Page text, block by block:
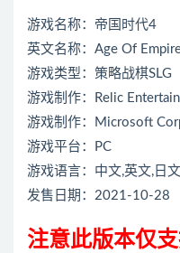
游戏名称：帝国时代4
英文名称：Age Of
游戏类型：策略战棋SLG
游戏制作：Relic
游戏制作：Microsoft
游戏平台：PC
游戏语言： 中文,英文,日
发售日期：2021-10-28
注意此版本仅